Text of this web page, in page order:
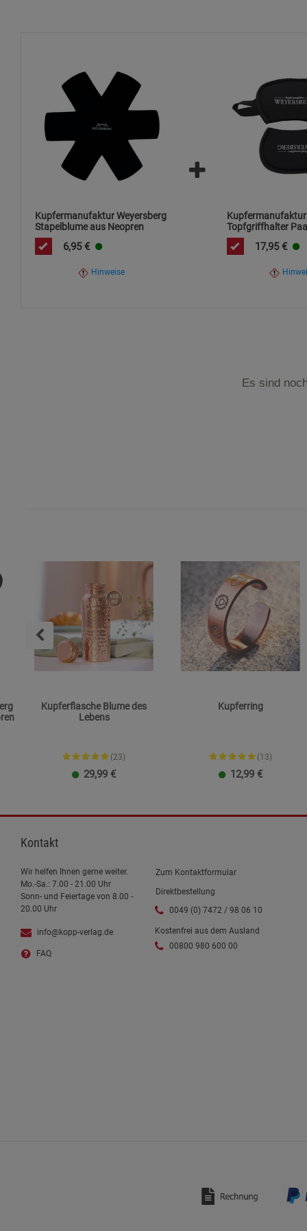
Kupfermanufaktur Weyersberg
Stapelblume aus Neopren
6,95 €
Hinweise
Kupfermanufaktur
Topfgriffhalter
Neopren
17,95 €
Es sind
Kupferflasche Blume des
Lebens
(23)
29,99 €
650 ml 950 ml
Kupferring
(13)
12,99 €
Chakra Gehämmert Antik gehämmert
Kontakt
Wir helfen Ihnen gerne weiter.
Mo.-Sa.: 7.00 - 21.00 Uhr
Sonn- und Feiertage von 8.00 -
20.00 Uhr
info@kopp-verlag.de
FAQ
Zum Kontaktformular
Direktbestellung
0049 (0) 7472 / 98 06 10
Kostenfrei aus dem Ausland
00800 980 600 00